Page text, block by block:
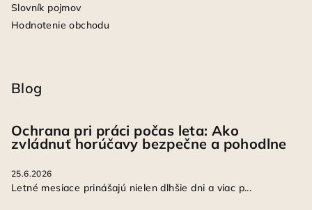
Slovník pojmov
Hodnotenie obchodu
Blog
Ochrana pri práci počas leta: Ako
zvládnuť horúčavy bezpečne a pohodlne
25.6.2026
Letné mesiace prinášajú nielen dlhšie dni a viac p...